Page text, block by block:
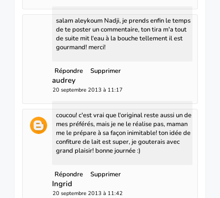
salam aleykoum Nadji, je prends enfin le temps
de te poster un commentaire, ton tira m'a tout
de suite mit l'eau à la bouche tellement il est
gourmand! merci!
Répondre Supprimer
audrey
20 septembre 2013 à 11:17
coucou! c'est vrai que l'original reste aussi un de
mes préférés, mais je ne le réalise pas, maman
me le prépare à sa façon inimitable! ton idée de
confiture de lait est super, je gouterais avec
grand plaisir! bonne journée :)
Répondre Supprimer
Ingrid
20 septembre 2013 à 11:42